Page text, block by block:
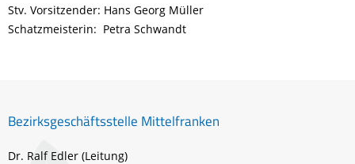
Stv. Vorsitzender: Hans Georg Müller
Schatzmeisterin: Petra Schwandt
Bezirksgeschäftsstelle Mittelfranken
Dr. Ralf Edler (Leitung)